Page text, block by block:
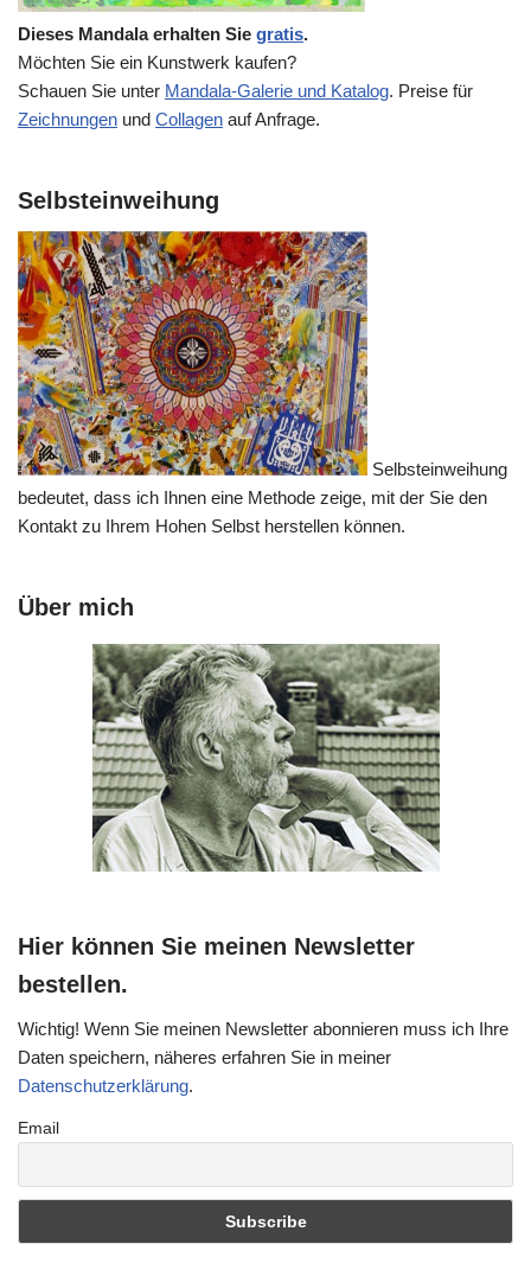
Dieses Mandala erhalten Sie gratis.
Möchten Sie ein Kunstwerk kaufen?
Schauen Sie unter Mandala-Galerie und Katalog. Preise für
Zeichnungen und Collagen auf Anfrage.
Selbsteinweihung
Selbsteinweihung
bedeutet, dass ich Ihnen eine Methode zeige, mit der Sie den
Kontakt zu Ihrem Hohen Selbst herstellen können.
Über mich
Hier können Sie meinen Newsletter
bestellen.
Wichtig! Wenn Sie meinen Newsletter abonnieren muss ich Ihre
Daten speichern, näheres erfahren Sie in meiner
Datenschutzerklärung.
Email